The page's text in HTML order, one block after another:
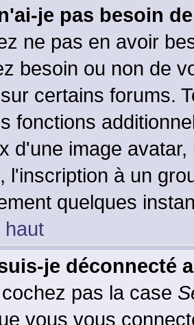
je pas besoin
ne pas en avoir
besoin ou non de
certains forums.
fonctions
d'une image
l'inscription à un
quelques
haut
je déconnecté
pas la case
vous vous